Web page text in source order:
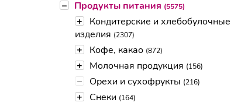
– Продукты питания (5575)
+
Кондитерские и хлебобулочные
изделия (2307)
+ Кофе, какао (872)
+ Молочная продукция (156)
– Орехи и сухофрукты (216)
+ Снеки (164)